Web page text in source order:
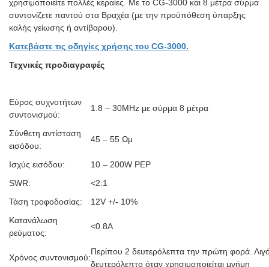
χρησιμοποιείτε πολλές κεραίες. Με το CG-3000 και 8 μέτρα σύρμα
συντονίζετε παντού στα Βραχέα (με την προϋπόθεση ύπαρξης
καλής γείωσης ή αντίβαρου).
Κατεβάστε τις οδηγίες χρήσης του CG-3000.
Τεχνικές προδιαγραφές
Εύρος συχνοτήτων
συντονισμού:
1.8 – 30MHz με σύρμα 8 μέτρα
Σύνθετη αντίσταση
εισόδου:
45 – 55 Ωμ
Ισχύς εισόδου:
10 – 200W PEP
SWR:
<2:1
Τάση τροφοδοσίας:
12V +/- 10%
Κατανάλωση
ρεύματος:
<0.8Α
Χρόνος συντονισμού:
Περίπου 2 δευτερόλεπτα την πρώτη φορά.
δευτερόλεπτο όταν χρησιμοποιείται μνήμη